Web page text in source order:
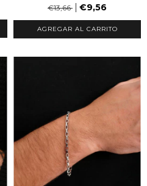
€13,66
€9,56